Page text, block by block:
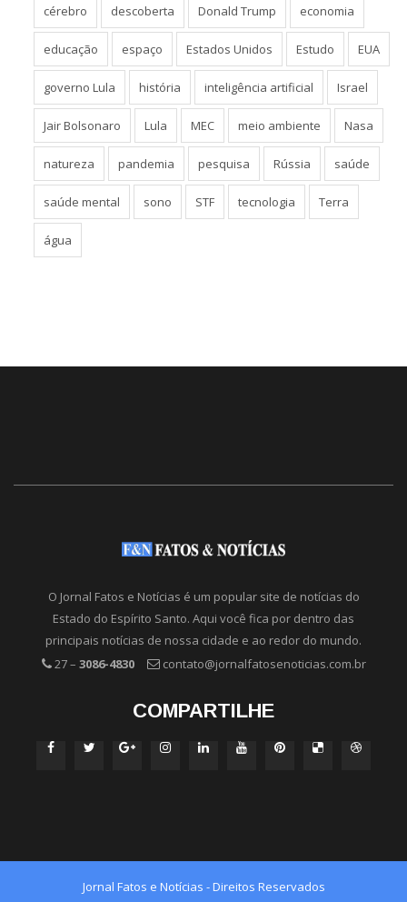
cérebro descoberta Donald Trump economia
educação espaço Estados Unidos Estudo EUA
governo Lula história inteligência artificial Israel
Jair Bolsonaro Lula MEC meio ambiente Nasa
natureza pandemia pesquisa Rússia saúde
saúde mental sono STF tecnologia Terra
água
O Jornal Fatos e Notícias é um popular site de notícias do
Estado do Espírito Santo. Aqui você fica por dentro das
principais notícias de nossa cidade e ao redor do mundo.
27 – 3086-4830 contato@jornalfatosenoticias.com.br
COMPARTILHE
Jornal Fatos e Notícias - Direitos Reservados